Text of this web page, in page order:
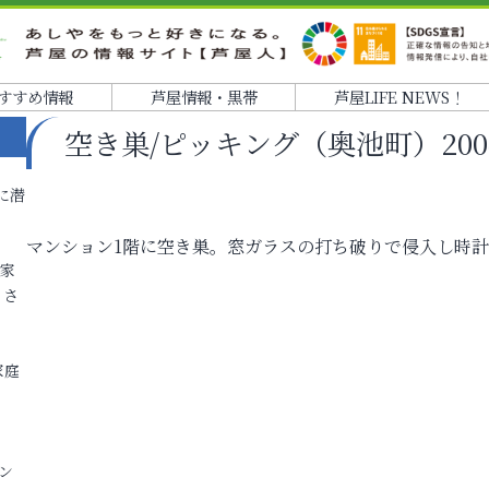
すめ情報 芦屋情報・黒帯 芦屋LIFE NEWS！
空き巣/ピッキング（奥池町）
マンション1階に空き巣。窓ガラスの打ち破りで侵入し時計
潜